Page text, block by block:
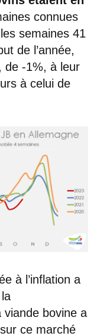
connues
semaines 41
de l’année,
de -1%, à leur
à celui de
à l’inflation a
viande bovine a
ce marché